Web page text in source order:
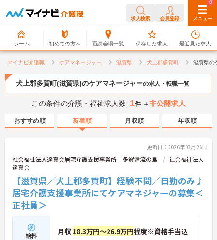
求人検索 会員登録 メニュー
ホーム 初めての方へ 面談会場一覧
0
保存した求人
0
最近見た求人
マイナビ介護職 ケアマネージャー 滋賀県 犬上郡多賀町 滋賀県の
犬上郡多賀町(滋賀県)のケアマネージャーの求人・転職一覧
この条件の介護・福祉求人数 1件 ＋非公開求人
おすすめ順 新着順 月収順 年収順
更新日：2026年03月26日
社会福祉法人達真会居宅介護支援事業所 多賀清流の里
社会福祉法人
達真会
【滋賀県／犬上郡多賀町】経験不問／日勤のみ♪
居宅介護支援事業所にてケアマネジャーの募集＜
正社員＞
給料 月収 18.3万円～26.9万円程度※資格手当込